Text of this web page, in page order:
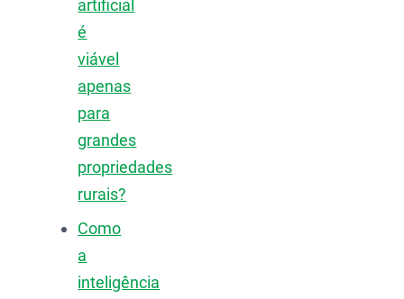
artificial
é
viável
apenas
para
grandes
propriedades
rurais?
Como
a
inteligência